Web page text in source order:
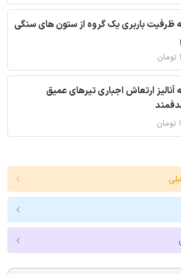
ظرفیت باربری یک گروه از ستون های سنگی
آنالیز ارتعاش اجباری تیرهای عمیق